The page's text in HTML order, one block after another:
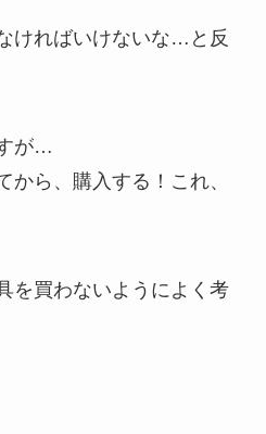
ければいけないな…と反
が…
から、購入する！これ、
を買わないようによく考